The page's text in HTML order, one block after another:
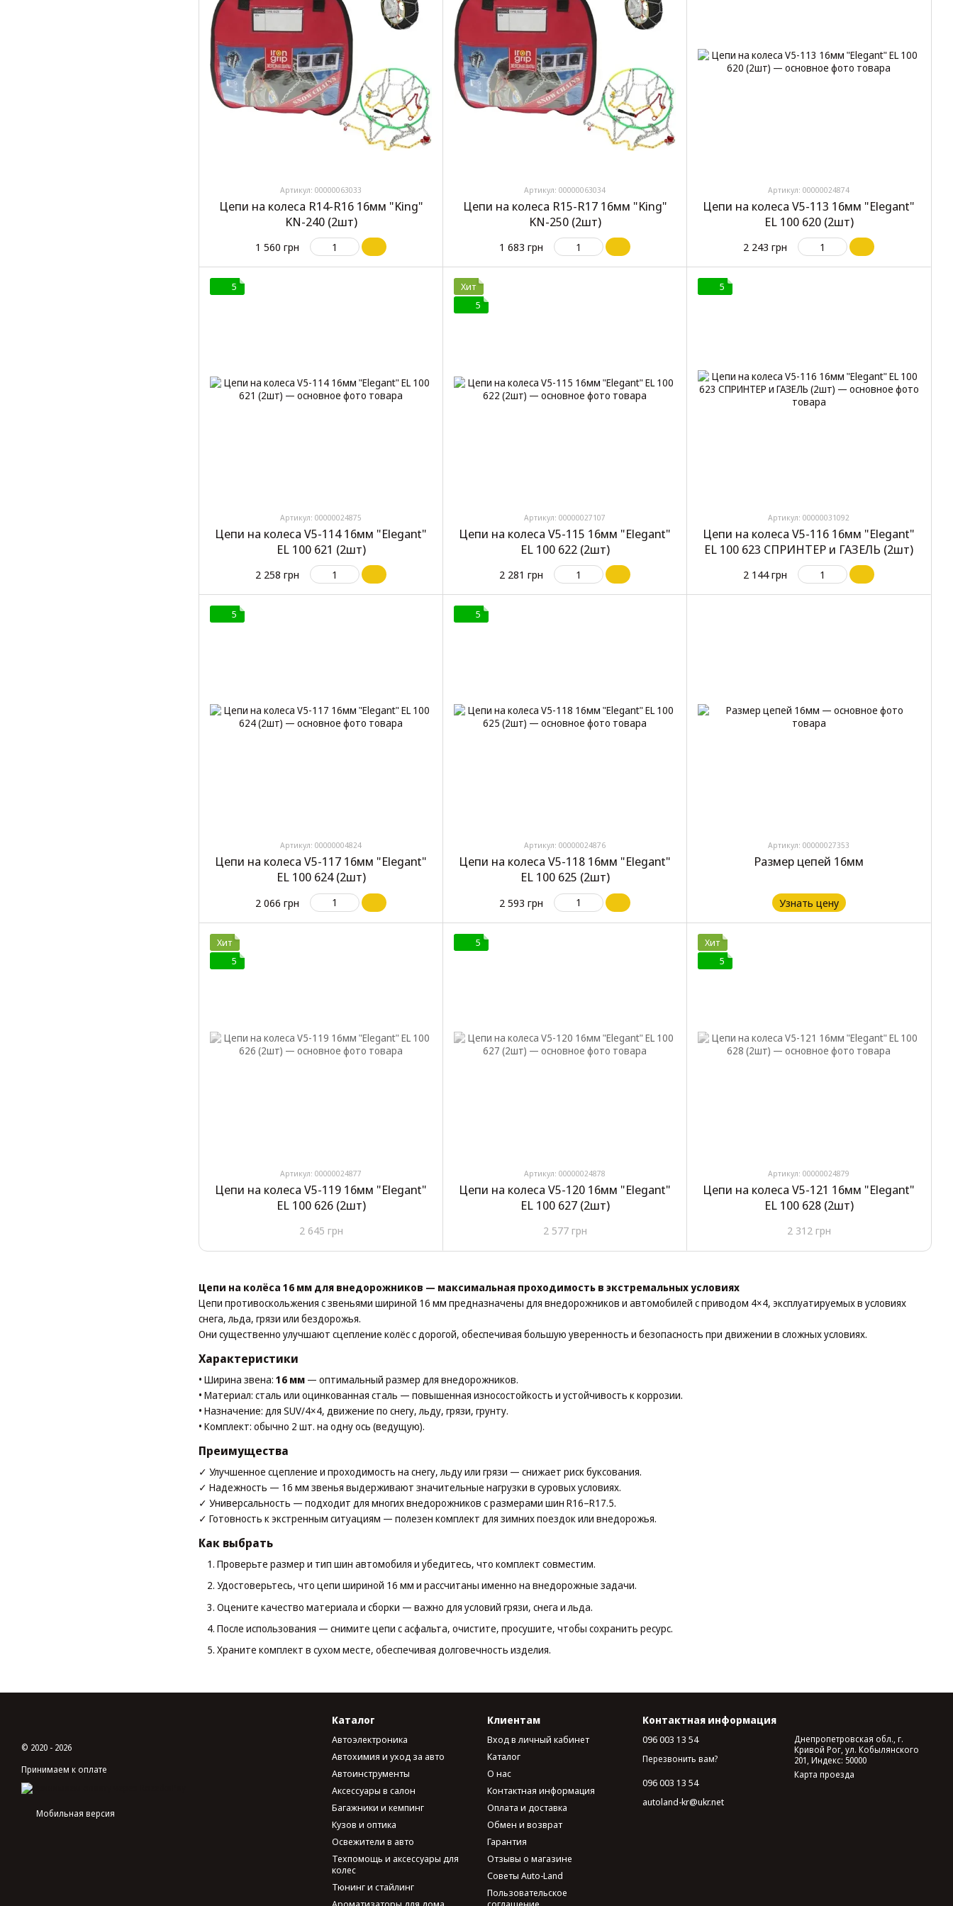
Цепи на колёса 16 мм для внедорожников — максимальная проходимость в экстремальных условиях
Цепи противоскольжения с звеньями шириной 16 мм предназначены для внедорожников и автомобилей с приводом 4×4, эксплуатируемых в условиях
снега, льда, грязи или бездорожья.
Они существенно улучшают сцепление колёс с дорогой, обеспечивая большую уверенность и безопасность при движении в сложных условиях.
Характеристики
• Ширина звена: 16 мм — оптимальный размер для внедорожников.
• Материал: сталь или оцинкованная сталь — повышенная износостойкость и устойчивость к коррозии.
• Назначение: для SUV/4×4, движение по снегу, льду, грязи, грунту.
• Комплект: обычно 2 шт. на одну ось (ведущую).
Преимущества
✓ Улучшенное сцепление и проходимость на снегу, льду или грязи — снижает риск буксования.
✓ Надежность — 16 мм звенья выдерживают значительные нагрузки в суровых условиях.
✓ Универсальность — подходит для многих внедорожников с размерами шин R16–R17.5.
✓ Готовность к экстренным ситуациям — полезен комплект для зимних поездок или внедорожья.
Как выбрать
Проверьте размер и тип шин автомобиля и убедитесь, что комплект совместим.
Удостоверьтесь, что цепи шириной 16 мм и рассчитаны именно на внедорожные задачи.
Оцените качество материала и сборки — важно для условий грязи, снега и льда.
После использования — снимите цепи с асфальта, очистите, просушите, чтобы сохранить ресурс.
Храните комплект в сухом месте, обеспечивая долговечность изделия.
Артикул: 00000063033
Цепи на колеса R14-R16 16мм "King"
KN-240 (2шт)
1 560 грн
Артикул: 00000063034
Цепи на колеса R15-R17 16мм "King"
KN-250 (2шт)
1 683 грн
Артикул: 00000024874
Цепи на колеса V5-113 16мм "Elegant"
EL 100 620 (2шт)
2 243 грн
5
Артикул: 00000024875
Цепи на колеса V5-114 16мм "Elegant"
EL 100 621 (2шт)
2 258 грн
Хит
5
Артикул: 00000027107
Цепи на колеса V5-115 16мм "Elegant"
EL 100 622 (2шт)
2 281 грн
5
Артикул: 00000031092
Цепи на колеса V5-116 16мм "Elegant"
EL 100 623 СПРИНТЕР и ГАЗЕЛЬ (2шт)
2 144 грн
5
Артикул: 00000004824
Цепи на колеса V5-117 16мм "Elegant"
EL 100 624 (2шт)
2 066 грн
5
Артикул: 00000024876
Цепи на колеса V5-118 16мм "Elegant"
EL 100 625 (2шт)
2 593 грн
Артикул: 00000027353
Размер цепей 16мм
Узнать цену
Хит
5
Артикул: 00000024877
Цепи на колеса V5-119 16мм "Elegant"
EL 100 626 (2шт)
2 645 грн
5
Артикул: 00000024878
Цепи на колеса V5-120 16мм "Elegant"
EL 100 627 (2шт)
2 577 грн
Хит
5
Артикул: 00000024879
Цепи на колеса V5-121 16мм "Elegant"
EL 100 628 (2шт)
2 312 грн
© 2020 - 2026
Принимаем к оплате
Мобильная версия
Каталог
Автоэлектроника
Автохимия и уход за авто
Автоинструменты
Аксессуары в салон
Багажники и кемпинг
Кузов и оптика
Освежители в авто
Техпомощь и аксессуары для
колес
Тюнинг и стайлинг
Клиентам
Вход в личный кабинет
Каталог
О нас
Контактная информация
Оплата и доставка
Обмен и возврат
Гарантия
Отзывы о магазине
Советы Auto-Land
Пользовательское
Контактная информация
096 003 13 54
Перезвонить вам?
096 003 13 54
autoland-kr@ukr.net
Днепропетровская обл., г.
Кривой Рог, ул. Кобылянского
201, Индекс: 50000
Карта проезда